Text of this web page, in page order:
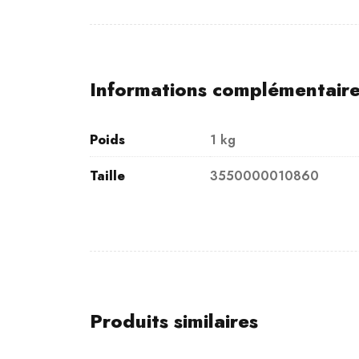
Informations
Poids
1 kg
Taille
3550000010860
Produits similaires